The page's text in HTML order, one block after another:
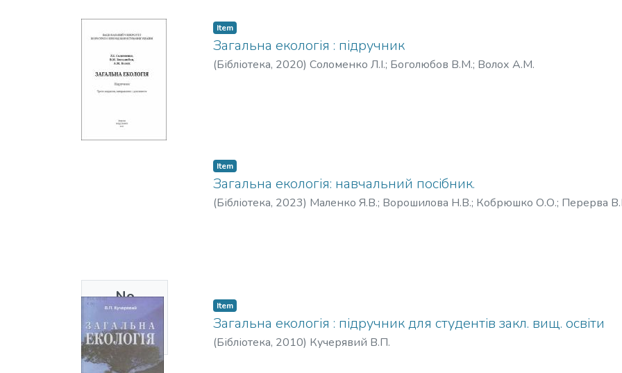
Item
Загальна екологія : підручник
(Бібліотека, 2020) Соломенко Л.І.; Боголюбов В.М.; Волох А.М.
No
Thumbnail
Available
Item
Загальна екологія: навчальний посібник.
(Бібліотека, 2023) Маленко Я.В.; Ворошилова Н.В.; Кобрюшко О.О.; Перерва
Item
Загальна екологія : підручник для студентів закл. вищ. освіти
(Бібліотека, 2010) Кучерявий В.П.